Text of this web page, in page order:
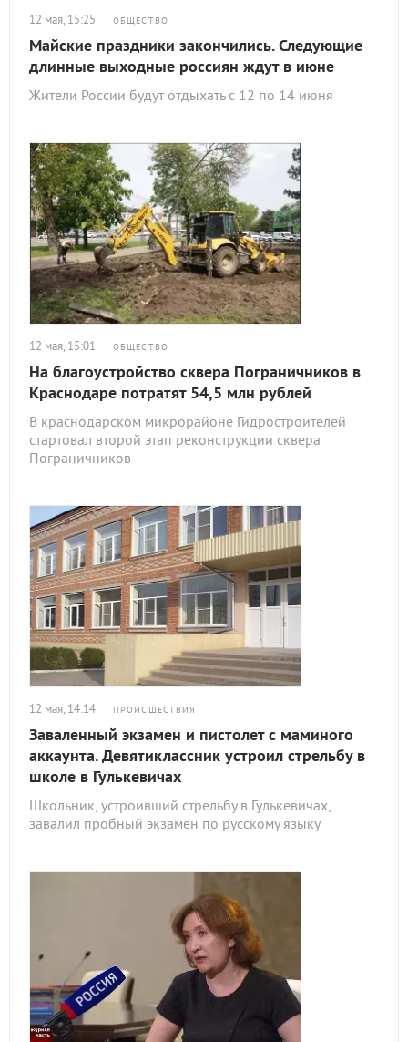
12 мая, 15:25 ОБЩЕСТВО
Майские праздники закончились. Следующие
длинные выходные россиян ждут в июне
Жители России будут отдыхать с 12 по 14 июня
12 мая, 15:01 ОБЩЕСТВО
На благоустройство сквера Пограничников в
Краснодаре потратят 54,5 млн рублей
В краснодарском микрорайоне Гидростроителей
стартовал второй этап реконструкции сквера
Пограничников
12 мая, 14:14 ПРОИСШЕСТВИЯ
Заваленный экзамен и пистолет с маминого
аккаунта. Девятиклассник устроил стрельбу в
школе в Гулькевичах
Школьник, устроивший стрельбу в Гулькевичах,
завалил пробный экзамен по русскому языку